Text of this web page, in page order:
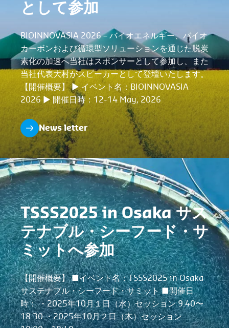
として参加
BIOINNOVASIA 2026 – バイオエネルギー、バイオ
カーボンおよび循環型ソリューションを通じた脱炭
素化の加速へ当社はスポンサーとして参加し、また
当社代表大村がスピーカーとして登壇いたします。
【開催概要】 ▶︎ イベント名：BIOINNOVASIA
2026 ▶︎ 開催日時：12-14 May, 2026
News letter
TSSS2025 in Osaka サス
テナブル・シーフード・サ
ミットへ参加
【開催概要】 ■イベント名：TSSS2025 in Osaka
サステナブル・シーフード・サミット ■開催日
時： ・2025年10月１日（水）セッション 9:40〜
18:30 ・2025年10月２日（木）セッション